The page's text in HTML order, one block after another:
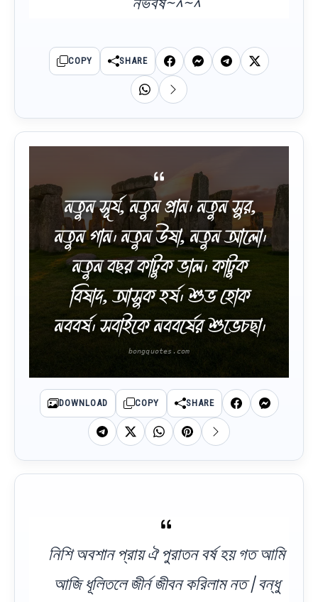
COPY SHARE
নতুন সূর্য, নতুন প্রান। নতুন সুর,
নতুন গান। নতুন উষা, নতুন আলো।
নতুন বছর কাটুক ভাল। কাটুক
বিষাদ, আসুক হর্ষ। শুভ হোক
নববর্ষ। সবাইকে নববর্ষের শুভেচছা।
DOWNLOAD COPY SHARE
নিশি অবশান প্রায় ঐ পুরাতন বর্ষ হয় গত আমি
আজি ধূলিতলে জীর্ন জীবন করিলাম নত | বন্ধু